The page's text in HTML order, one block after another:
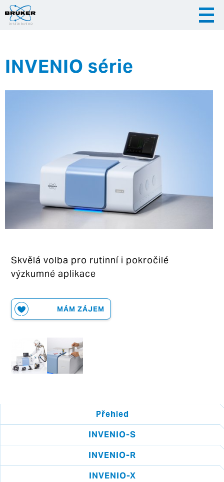
INVENIO série
Skvělá volba pro rutinní i pokročilé
výzkumné aplikace
MÁM ZÁJEM
Přehled
INVENIO-S
INVENIO-R
INVENIO-X